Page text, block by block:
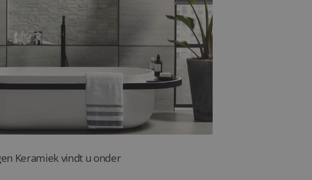
zijn sterker en vaak slipvast,
vrijheid in kleur en
de vloer – iets om rekening
Keramiek vindt u onder